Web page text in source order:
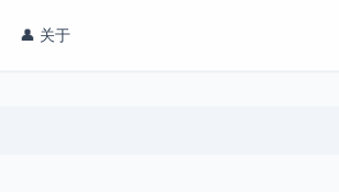
👤 关于